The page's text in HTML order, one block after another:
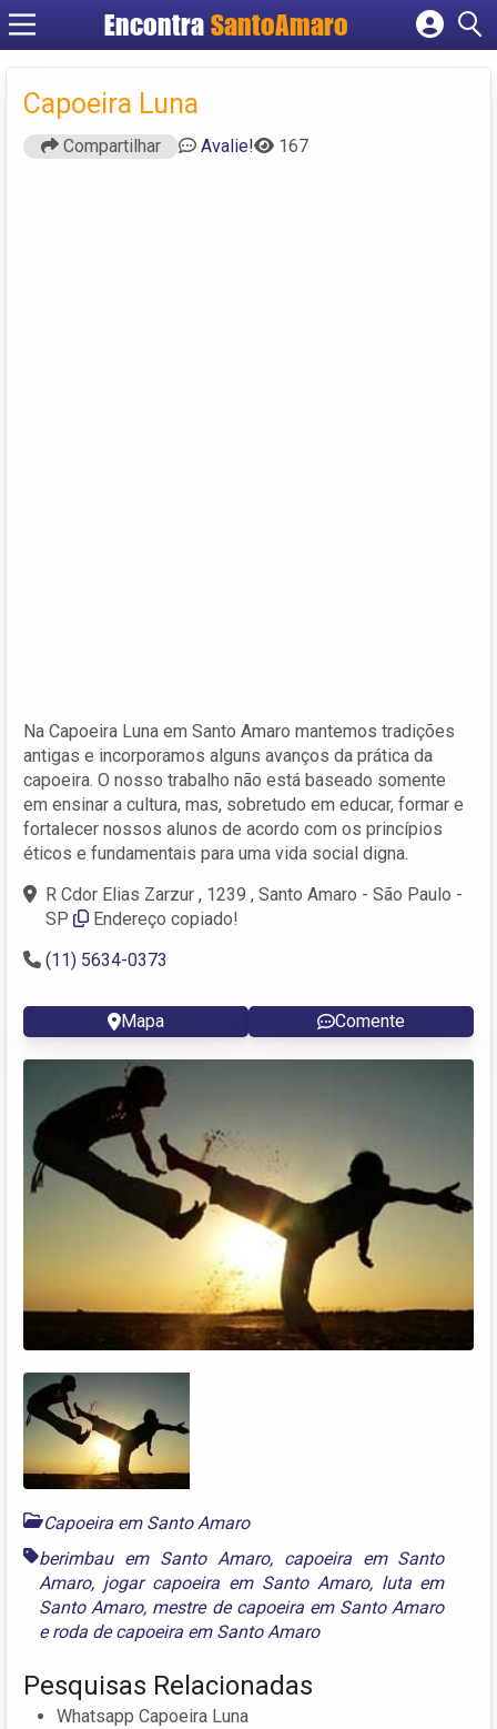
Encontra SantoAmaro
Cadastrar empresa
Capoeira Luna
Compartilhar Avalie! 167
Na Capoeira Luna em Santo Amaro mantemos tradições
antigas e incorporamos alguns avanços da prática da
capoeira. O nosso trabalho não está baseado somente
em ensinar a cultura, mas, sobretudo em educar, formar e
fortalecer nossos alunos de acordo com os princípios
éticos e fundamentais para uma vida social digna.
R Cdor Elias Zarzur , 1239 , Santo Amaro - São Paulo -
SP
Endereço copiado!
(11) 5634-0373
Mapa Comente
Capoeira em Santo Amaro
berimbau em Santo Amaro, capoeira em Santo
Amaro, jogar capoeira em Santo Amaro, luta em
Santo Amaro, mestre de capoeira em Santo Amaro
eroda de capoeira em Santo Amaro
Pesquisas Relacionadas
Whatsapp Capoeira Luna